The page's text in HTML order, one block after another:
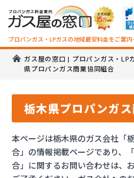
プロパンガス・LPガスの地域最安料金をご案内
ガス屋の窓口 | プロパンガス・LP
県プロパンガス商業協同組合
栃木県プロパンガ
本ページは栃木県のガス会社「
合」の情報掲載ページであり、
合」に関するお問い合わせは、